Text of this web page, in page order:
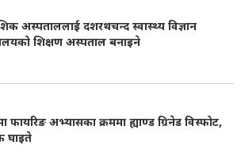
अस्पताललाई दशरथचन्द स्वास्थ्य विज्ञान
शिक्षण अस्पताल बनाइने
फायरिङ अभ्यासका क्रममा ह्याण्ड ग्रिनेड विस्फोट,
घाइते